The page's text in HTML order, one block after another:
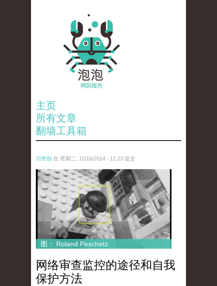
主页
所有文章
翻墙工具箱
贝带劲 在 星期二, 12/16/2014 - 11:23 提交
untitled.jpg
图： Roland Peschetz
网络审查监控的途径和自我
保护方法